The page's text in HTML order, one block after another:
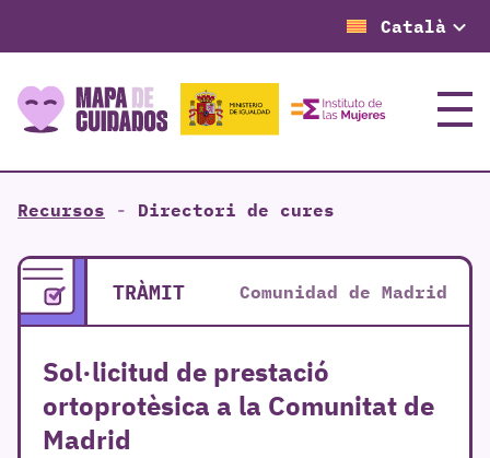
Català
Menú
Recursos - Directori de cures
TRÀMIT Comunidad de Madrid
Sol·licitud de prestació
ortoprotèsica a la Comunitat de
Madrid